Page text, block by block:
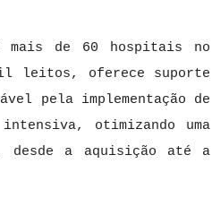
mais de 60 hospitais no
leitos, oferece suporte
pela implementação de
otimizando uma
desde a aquisição até a